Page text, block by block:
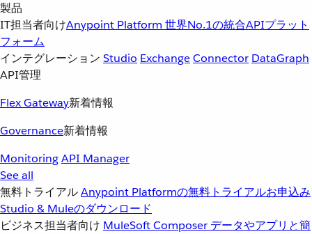
製品
IT担当者向けAnypoint Platform 世界No.1の統合APIプラット
フォーム
インテグレーション Studio ExchangeConnector DataGraph
API管理
Flex Gateway新着情報
Governance新着情報
MonitoringAPI Manager
See all
無料トライアルAnypoint Platformの無料トライアルお申込み
Studio & Muleのダウンロード
ビジネス担当者向け MuleSoft Composer データやアプリと簡